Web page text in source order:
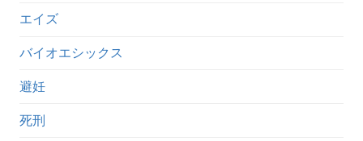
エイズ
バイオエシックス
避妊
死刑